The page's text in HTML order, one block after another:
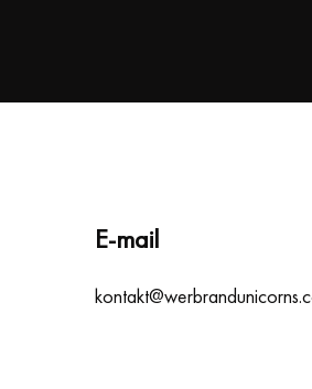
E-mail